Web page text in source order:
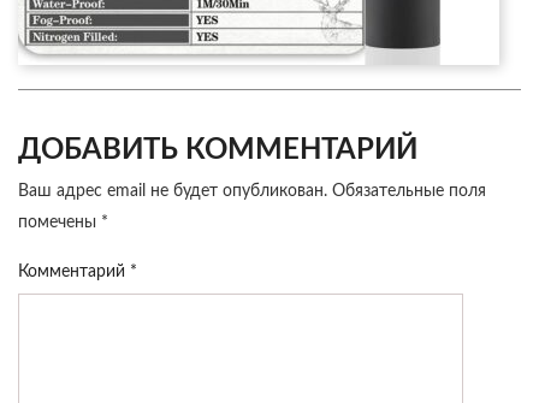
ДОБАВИТЬ КОММЕНТАРИЙ
Ваш адрес email не будет опубликован. Обязательные поля
помечены *
Комментарий *